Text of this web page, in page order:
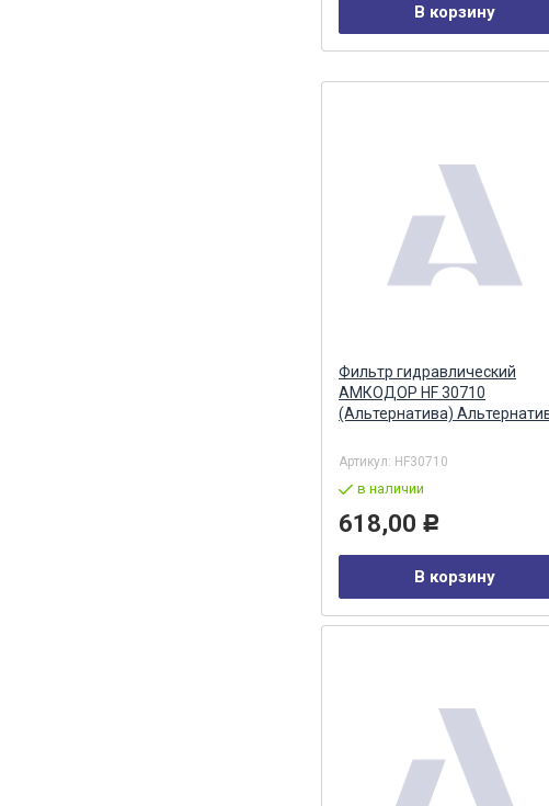
В корзину
Фильтр гидравлический
АМКОДОР HF 30710
(Альтернатива)
Артикул: HF30710
в наличии
618,00 Р
В корзину